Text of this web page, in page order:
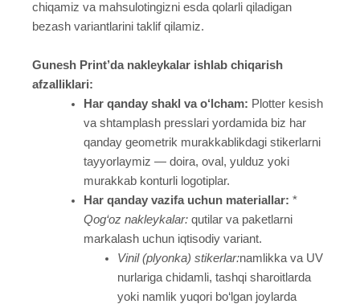
chiqamiz va mahsulotingizni esda qolarli qiladigan
bezash variantlarini taklif qilamiz.
Gunesh Print’da nakleykalar ishlab chiqarish
afzalliklari:
Har qanday shakl va o‘lcham: Plotter kesish
va shtamplash presslari yordamida biz har
qanday geometrik murakkablikdagi stikerlarni
tayyorlaymiz — doira, oval, yulduz yoki
murakkab konturli logotiplar.
Har qanday vazifa uchun materiallar: *
Qog‘oz nakleykalar:qutilar va paketlarni
markalash uchun iqtisodiy variant.
Vinil (plyonka) stikerlar:namlikka va UV
nurlariga chidamli, tashqi sharoitlarda
yoki namlik yuqori bo‘lgan joylarda